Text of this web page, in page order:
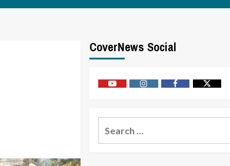
CoverNews Social
YoutubeVimeo FacebookTwitter